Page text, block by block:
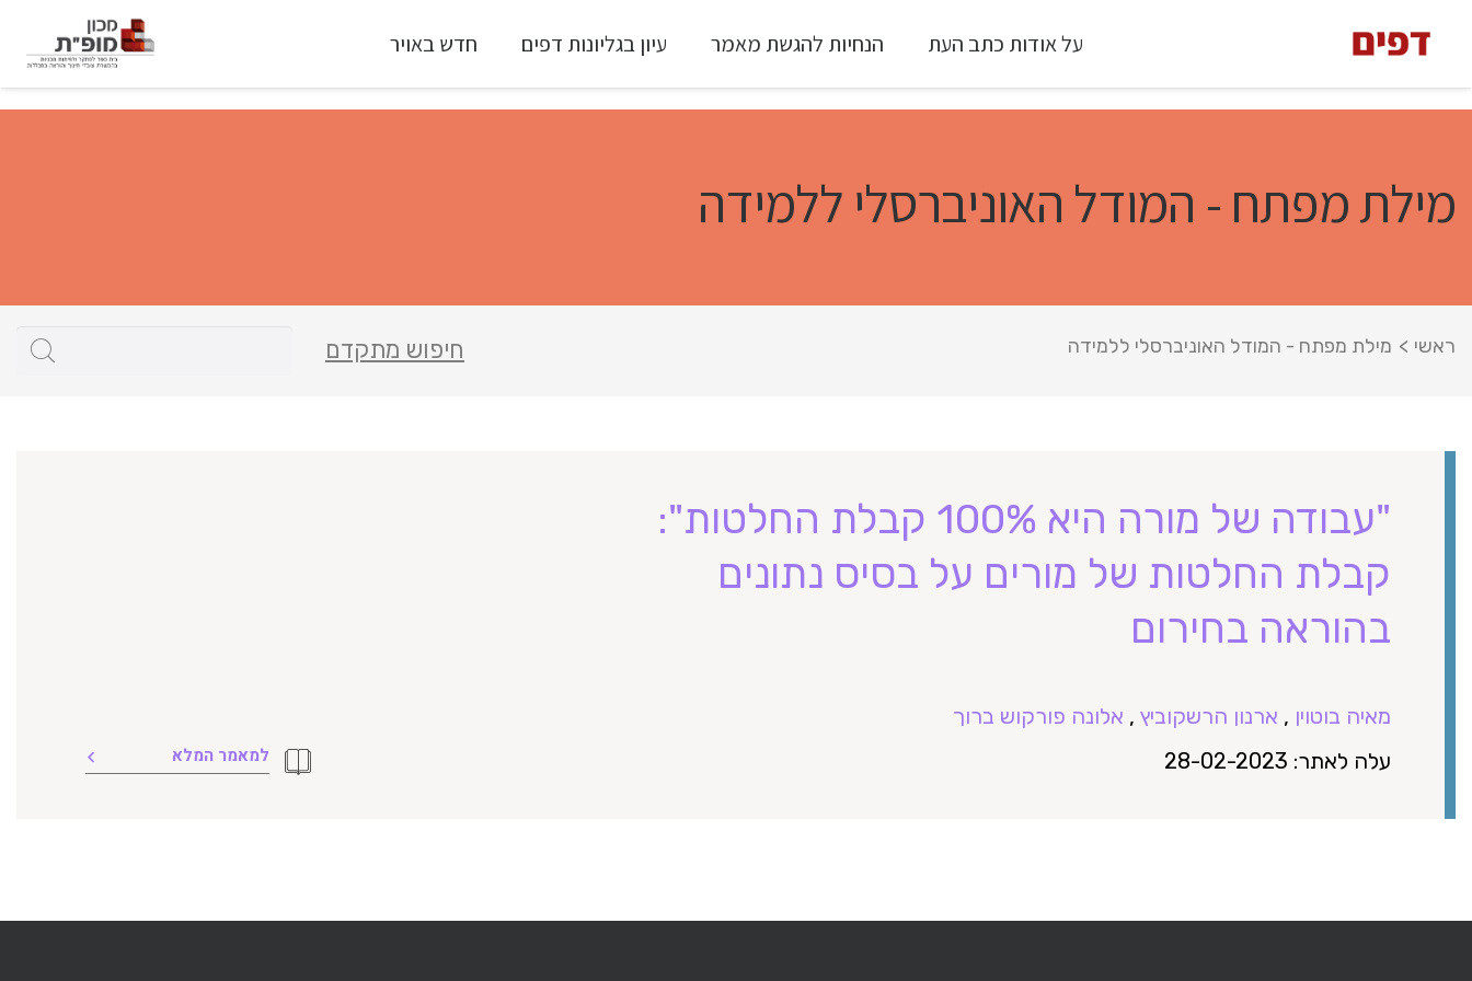
על אודות כתב העת הנחיות להגשת מאמר עיון בגליונות דפים חדש באויר
מילת מפתח - המודל האוניברסלי ללמידה
ראשי > מילת מפתח - המודל האוניברסלי ללמידה חיפוש מתקדם
"עבודה של מורה היא 100% קבלת החלטות":
קבלת החלטות של מורים על בסיס נתונים
בהוראה בחירום
מאיה בוטוין , ארנון הרשקוביץ , אלונה פורקוש ברוך
עלה לאתר: 28-02-2023
למאמר המלא